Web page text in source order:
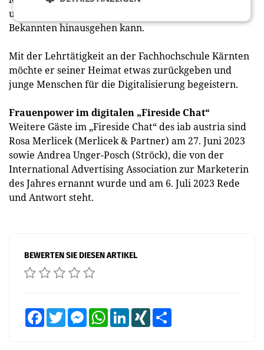
und man immer einen Schritt über die Grenzen des
Bekannten hinausgehen kann.
Mit der Lehrtätigkeit an der Fachhochschule Kärnten
möchte er seiner Heimat etwas zurückgeben und
junge Menschen für die Digitalisierung begeistern.
Frauenpower im digitalen „Fireside Chat“
Weitere Gäste im „Fireside Chat“ des iab austria sind
Rosa Merlicek (Merlicek & Partner) am 27. Juni 2023
sowie Andrea Unger-Posch (Ströck), die von der
International Advertising Association zur Marketerin
des Jahres ernannt wurde und am 6. Juli 2023 Rede
und Antwort steht.
BEWERTEN SIE DIESEN ARTIKEL
FacebookTwitter MessengerWhatsAppLinkedInXING